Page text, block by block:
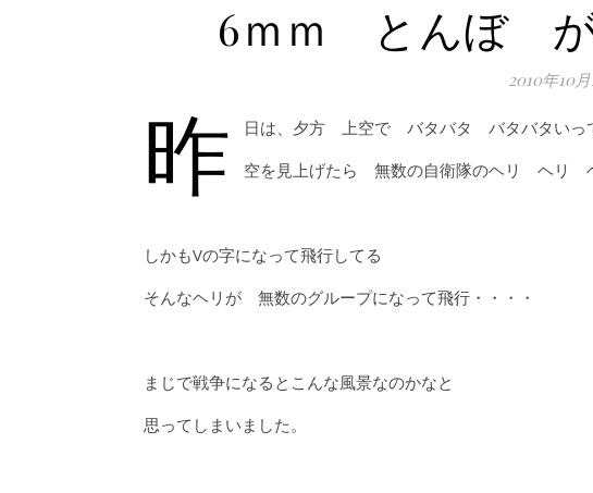
6ｍｍ とんぼ が
2010年10
昨
日は、夕方 上空で バタバタ バタバタいっ
空を見上げたら 無数の自衛隊のヘリ ヘリ
しかもVの字になって飛行してる
そんなヘリが 無数のグループになって飛行・・・・
まじで戦争になるとこんな風景なのかなと
思ってしまいました。